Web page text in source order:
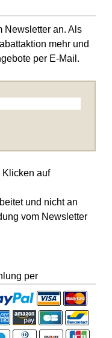
Newsletter an. Als
mehr und
per E-Mail.
Klicken auf
und nicht an
vom Newsletter
per